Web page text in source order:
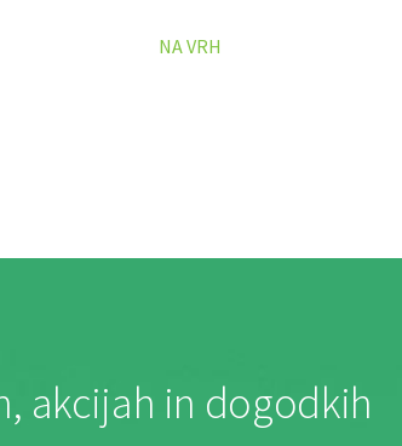
NA VRH
akcijah in dogodkih